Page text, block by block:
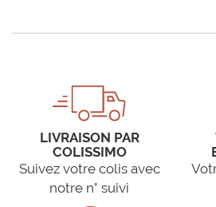
LIVRAISON PAR
COLISSIMO
Suivez votre colis avec
notre n° suivi